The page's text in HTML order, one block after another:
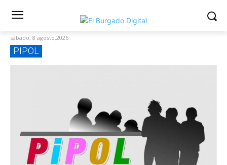
sábado, 8 agosto,2026
PIPOL